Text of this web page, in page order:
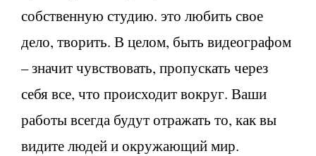
собственную студию. это любить свое
дело, творить. В целом, быть видеографом
– значит чувствовать, пропускать через
себя все, что происходит вокруг. Ваши
работы всегда будут отражать то, как вы
видите людей и окружающий мир.